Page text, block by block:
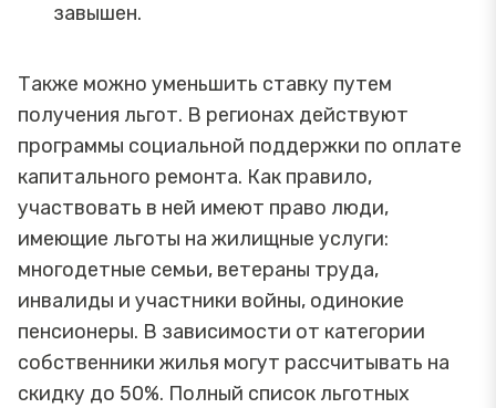
завышен.
Также можно уменьшить ставку путем
получения льгот. В регионах действуют
программы социальной поддержки по оплате
капитального ремонта. Как правило,
участвовать в ней имеют право люди,
имеющие льготы на жилищные услуги:
многодетные семьи, ветераны труда,
инвалиды и участники войны, одинокие
пенсионеры. В зависимости от категории
собственники жилья могут рассчитывать на
скидку до 50%. Полный список льготных